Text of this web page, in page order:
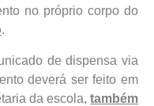
no próprio corpo do
.
de dispensa via
deverá ser feito em
da escola, também